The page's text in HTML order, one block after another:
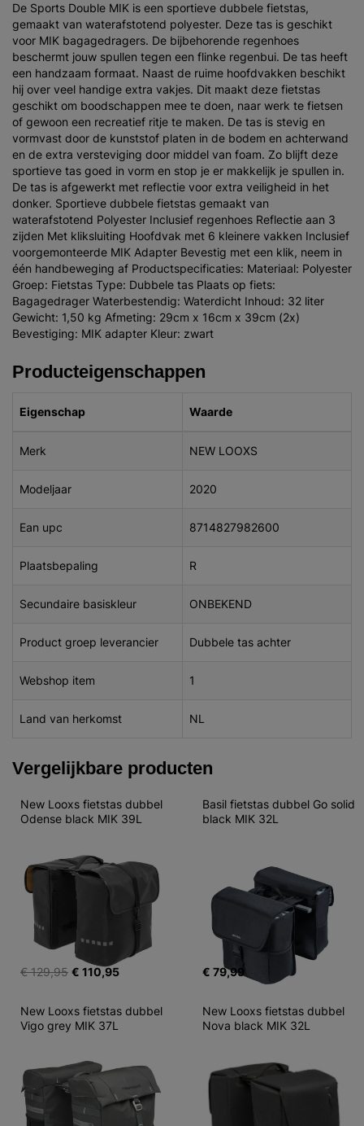
De Sports Double MIK is een sportieve dubbele fietstas,
gemaakt van waterafstotend polyester. Deze tas is geschikt
voor MIK bagagedragers. De bijbehorende regenhoes
beschermt jouw spullen tegen een flinke regenbui. De tas heeft
een handzaam formaat. Naast de ruime hoofdvakken beschikt
hij over veel handige extra vakjes. Dit maakt deze fietstas
geschikt om boodschappen mee te doen, naar werk te fietsen
of gewoon een recreatief ritje te maken. De tas is stevig en
vormvast door de kunststof platen in de bodem en achterwand
en de extra versteviging door middel van foam. Zo blijft deze
sportieve tas goed in vorm en stop je er makkelijk je spullen in.
De tas is afgewerkt met reflectie voor extra veiligheid in het
donker. Sportieve dubbele fietstas gemaakt van
waterafstotend Polyester Inclusief regenhoes Reflectie aan 3
zijden Met kliksluiting Hoofdvak met 6 kleinere vakken Inclusief
voorgemonteerde MIK Adapter Bevestig met een klik, neem in
één handbeweging af Productspecificaties: Materiaal: Polyester
Groep: Fietstas Type: Dubbele tas Plaats op fiets:
Bagagedrager Waterbestendig: Waterdicht Inhoud: 32 liter
Gewicht: 1,50 kg Afmeting: 29cm x 16cm x 39cm (2x)
Bevestiging: MIK adapter Kleur: zwart
Producteigenschappen
Eigenschap Waarde
Merk NEW LOOXS
Modeljaar 2020
Ean upc 8714827982600
Plaatsbepaling R
Secundaire basiskleur ONBEKEND
Product groep leverancier Dubbele tas achter
Webshop item 1
Land van herkomst NL
Vergelijkbare producten
New Looxs fietstas dubbel
Odense black MIK 39L
€ 129,95 € 110,95
Basil fietstas dubbel Go solid
black MIK 32L
€ 79,99
New Looxs fietstas dubbel
Vigo grey MIK 37L
New Looxs fietstas dubbel
Nova black MIK 32L